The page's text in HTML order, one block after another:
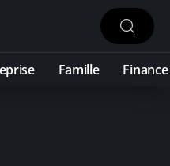
Famille Finance